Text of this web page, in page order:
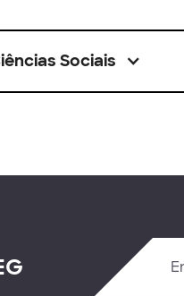
Sociais